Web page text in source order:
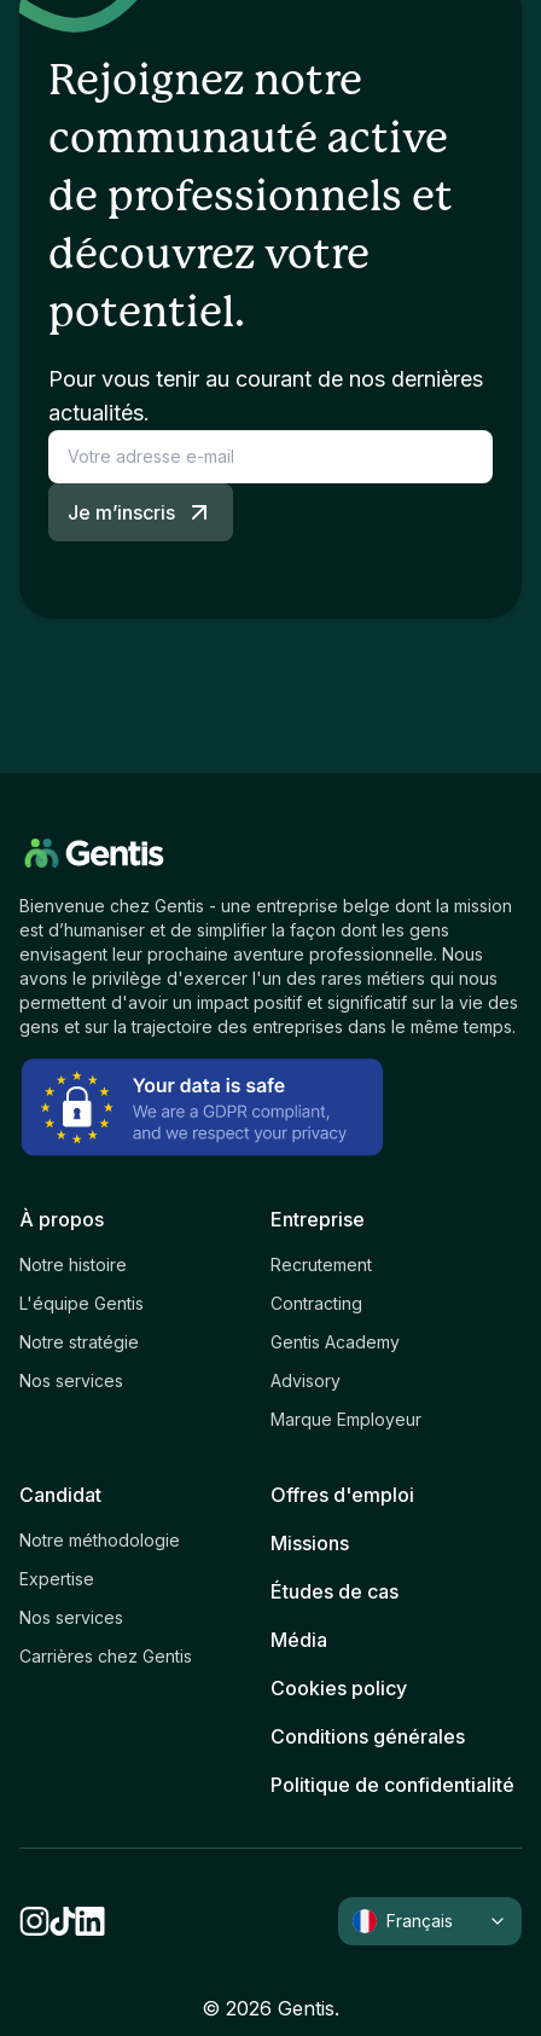
Rejoignez notre
communauté active
de professionnels et
découvrez votre
potentiel.
Pour vous tenir au courant de nos dernières
actualités.
Je m’inscris
Bienvenue chez Gentis - une entreprise belge dont la mission
est d’humaniser et de simplifier la façon dont les gens
envisagent leur prochaine aventure professionnelle. Nous
avons le privilège d'exercer l'un des rares métiers qui nous
permettent d'avoir un impact positif et significatif sur la vie des
gens et sur la trajectoire des entreprises dans le même temps.
À propos
Notre histoire
L'équipe Gentis
Notre stratégie
Nos services
Entreprise
Recrutement
Contracting
Gentis Academy
Advisory
Marque Employeur
Candidat
Notre méthodologie
Expertise
Nos services
Carrières chez Gentis
Offres d'emploi
Missions
Études de cas
Média
Cookies policy
Conditions générales
Politique de confidentialité
© 2026 Gentis.
Français